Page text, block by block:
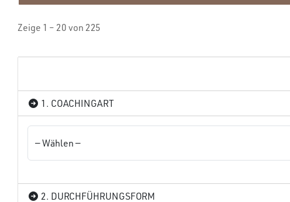
Zeige 1 – 20 von 225
1. COACHINGART
2. DURCHFÜHRUNGSFORM